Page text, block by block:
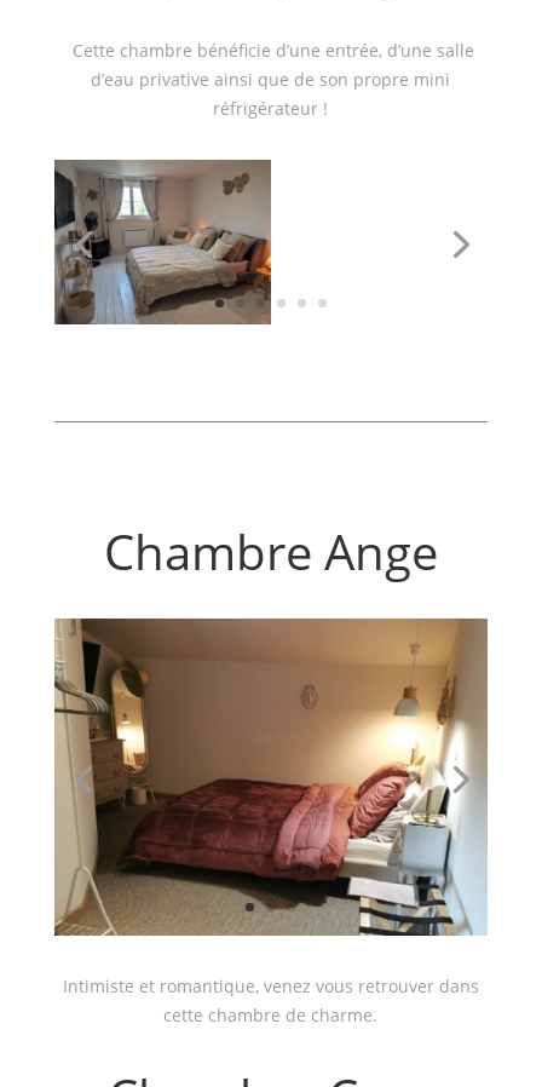
Cette chambre bénéficie d’une entrée, d’une salle
d’eau privative ainsi que de son propre mini
réfrigérateur !
Chambre Ange
Intimiste et romantique, venez vous retrouver dans
cette chambre de charme.